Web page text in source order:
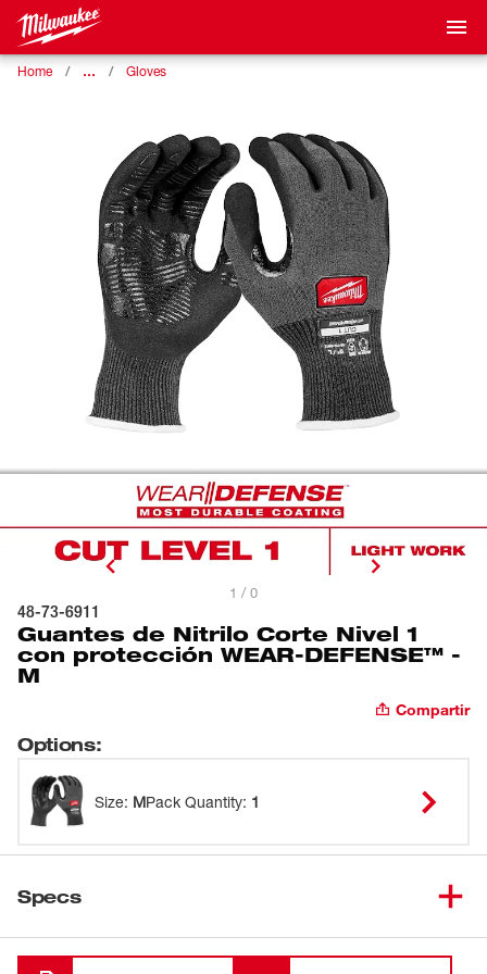
Home … Gloves
1 / 0
48-73-6911
Guantes de Nitrilo Corte Nivel 1
con protección WEAR-DEFENSE™ -
M
Compartir
Options:
Size: MPack Quantity: 1
Specs
Cargando